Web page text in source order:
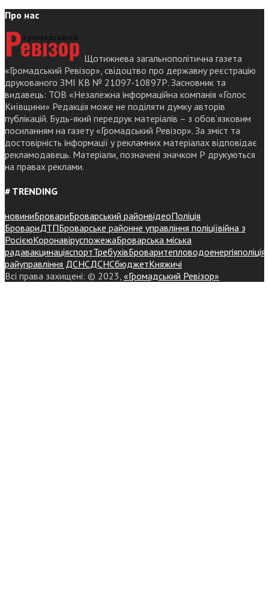
Про нас
Щотижнева загальнополітична газета
«Громадський Ревізор», свідоцтво про державну реєстрацію
друкованого ЗМІ КВ № 21097-10897Р. Засновник та
видавець: ТОВ «Незалежна інформаційна компанія «Голос
Київщини» Редакція може не поділяти думку авторів
публікацій. Будь-який передрук матеріалів – з обов’язковим
посиланням на газету «Громадський Ревізор». За зміст та
достовірність інформації у рекламних матеріалах відповідає
рекламодавець. Матеріали, позначені значком Р друкуються
на правах реклами.
# TRENDING
новиниБровариБроварський районвідеоПоліція
БровариДТПБроварське районне управління поліціївійна з
РосієюКоронавіруспожежаБроварська міська
радавакцинаціяспортТребухівБроваритепловодоенергіяполіція
райуправління ДСНСДСНСбюджетКняжичі
Всі права захищені: © 2023, «Громадський Ревізор»